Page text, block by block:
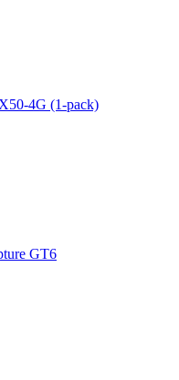
4G (1-pack)
GT6